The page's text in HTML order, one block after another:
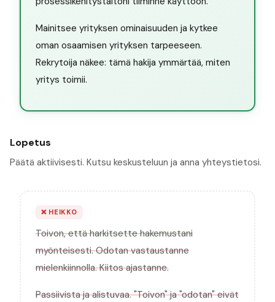
Mainitsee yrityksen ominaisuuden ja kytkee
oman osaamisen yrityksen tarpeeseen.
Rekrytoija näkee: tämä hakija ymmärtää, miten
yritys toimii.
Lopetus
Päätä aktiivisesti. Kutsu keskusteluun ja anna yhteystietosi.
❌HEIKKO
Toivon, että harkitsette hakemustani
myönteisesti. Odotan vastaustanne
mielenkiinnolla. Kiitos ajastanne.
Passiivista ja alistuvaa. "Toivon" ja "odotan" eivät